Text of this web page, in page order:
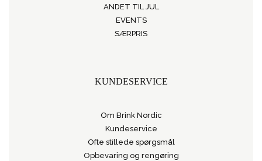
ANDET TIL JUL
EVENTS
SÆRPRIS
KUNDESERVICE
Om Brink Nordic
Kundeservice
Ofte stillede spørgsmål
Opbevaring og rengøring